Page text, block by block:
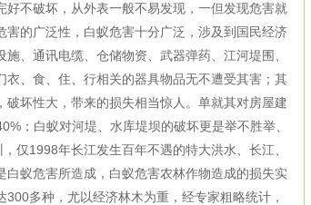
不破坏，从外表一般不易发现，一但发现危害就
的广泛性，白蚁危害十分广泛，涉及到国民经济
、通讯电缆、仓储物资、武器弹药、江河堤围、
、食、住、行相关的器具物品无不遭受其害；其
坏性大，带来的损失相当惊人。单就其对房屋建
；白蚁对河堤、水库堤坝的破坏更是举不胜举、
仅1998年长江发生百年不遇的特大洪水、长江、
白蚁危害所造成，白蚁危害农林作物造成的损失实
300多种，尤以经济林木为重，经专家粗略统计，